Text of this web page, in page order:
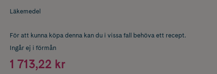
Läkemedel
För att kunna köpa denna kan du i vissa fall behöva ett recept.
Ingår ej i förmån
1 713,22 kr